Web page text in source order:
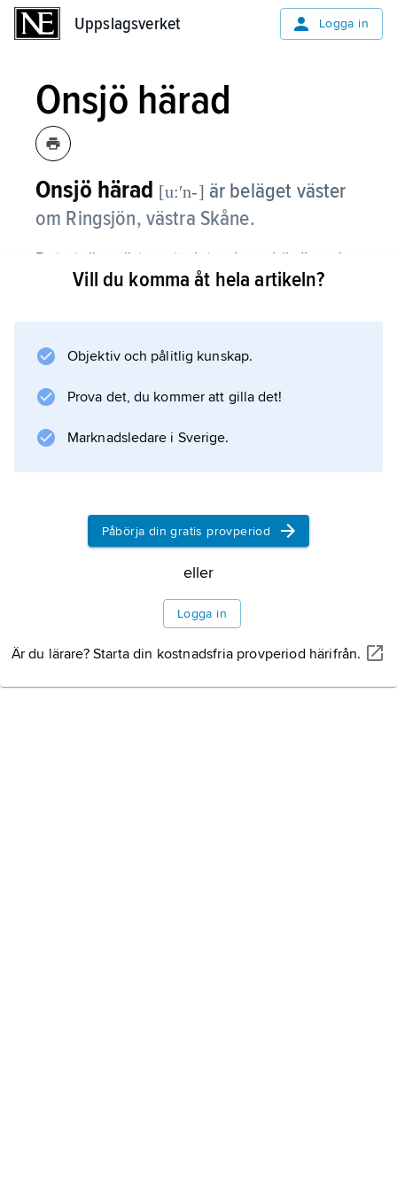
Uppslagsverket Logga in
Onsjö härad
Onsjö härad [u:ʹn-] är beläget väster
om Ringsjön, västra Skåne.
Det utgörs nästan uteslutande av bördig och
rik slätt, som i nordöst övergår i lövskog. Stora
Marieholm och Teckomatorp är de största
Vill du komma åt hela artikeln?
Objektiv och pålitlig kunskap.
Prova det, du kommer att gilla det!
Marknadsledare i Sverige.
Påbörja din gratis provperiod
eller
Logga in
Är du lärare? Starta din kostnadsfria provperiod härifrån.